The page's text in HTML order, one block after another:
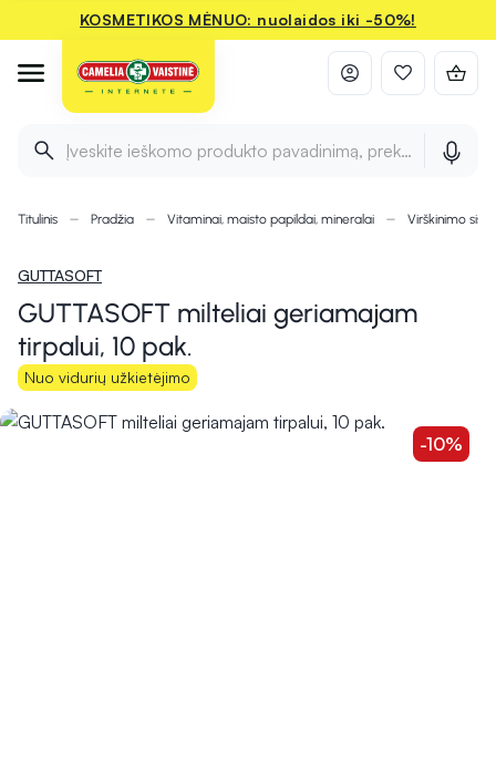
KOSMETIKOS MĖNUO: nuolaidos iki -50%!
Įveskite ieškomo produkto pavadinimą, prekės ženklą ir
Titulinis Pradžia Vitaminai, maisto papildai, mineralai Virškinimo
GUTTASOFT
GUTTASOFT milteliai geriamajam
tirpalui, 10 pak.
Nuo vidurių užkietėjimo
-10%